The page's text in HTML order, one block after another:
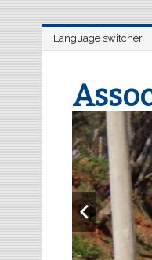
Language switcher